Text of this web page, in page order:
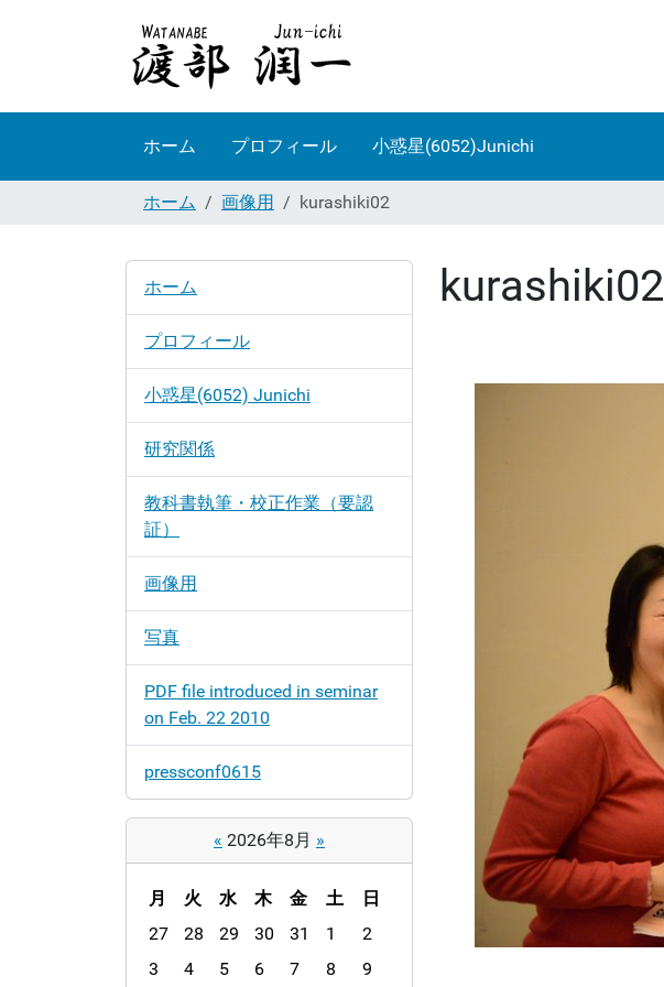
ホーム プロフィール 小惑星(6052)Junichi
ホーム 画像用 kurashiki02
kurashiki02
ホーム
プロフィール
小惑星(6052) Junichi
研究関係
教科書執筆・校正作業（要認
証）
画像用
写真
PDF file introduced in seminar
on Feb. 22 2010
pressconf0615
« 2026年8月 »
m
n
月 火 水 木 金 土
日
27
28 29 30 31 1
2
3
4 5 6 7 8 9